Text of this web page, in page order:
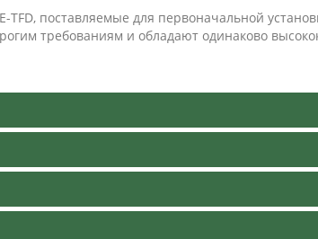
поставляемые для первоначальной
требованиям и обладают одинаково